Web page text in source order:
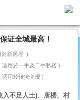
证全城最高！
於新居屋
适用於一手及二手私楼
适用於转按套现
入不足人士)、唐楼、村